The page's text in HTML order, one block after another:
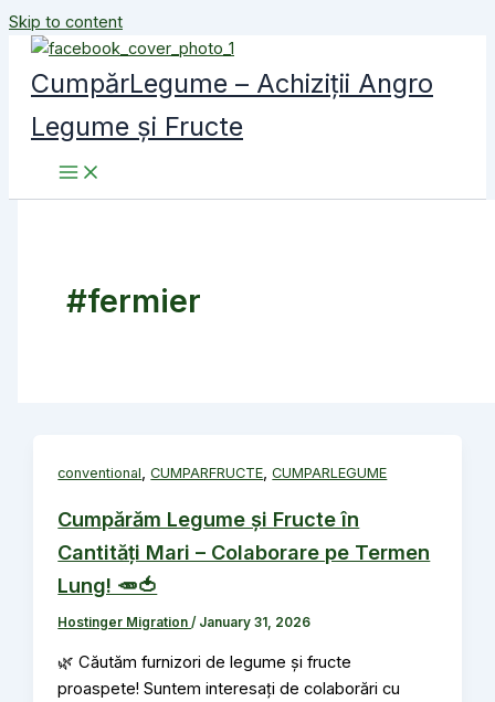
Skip to content
CumpărLegume – Achiziții Angro
Legume și Fructe
#fermier
conventional,CUMPARFRUCTE,CUMPARLEGUME
Cumpărăm Legume și Fructe în
Cantități Mari – Colaborare pe Termen
Lung! 🥕🍅
Hostinger Migration/ January 31, 2026
🌿 Căutăm furnizori de legume și fructe
proaspete! Suntem interesați de colaborări cu